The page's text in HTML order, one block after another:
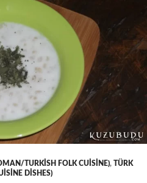
TURKISH FOLK CUISINE), TÜRK
DISHES)